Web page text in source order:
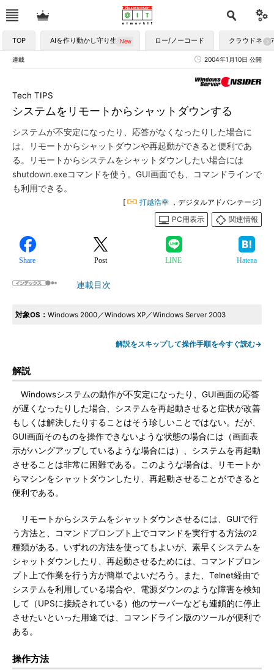
TOP AIを作り動かし守り生かす ロー/ノーコード クラウドネイ
連載 2004年1月10日 公開
システムをリモートからシャットダウンする
Tech TIPS
システムが不安定になったり、応答がなくなったりした場合に
は、リモートからシャットダウンや再起動ができると便利であ
る。リモートからシステムをシャットダウンしたい場合には
shutdown.exeコマンドを使う。GUI画面でも、コマンドラインで
も利用できる。
[ 打越浩幸 ，デジタルアドバンテージ]
PC用表示
関連情報
Share Post LINE Hatena
連載目次
対象OS： Windows 2000／Windows XP／Windows Server 2003
解説をスキップして操作手順を今すぐ読む→
解説
Windowsシステムの動作が不安定になったり、GUI画面の応答
が遅くなったりした場合、システムを再起動させると症状が改善
もしくは解決したりすることはそう珍しいことではない。だが、
GUI画面そのものを操作できないような状態の場合には（画面表
示がハングアップしているような場合には）、システムを再起動
させることは非常に困難である。このような場合は、リモートか
らマシンをシャットダウンしたり、再起動させることができると
便利である。
リモートからシステムをシャットダウンさせるには、GUIで行
う方法と、コマンドプロンプト上でコマンドを実行する方法の2
種類がある。いずれの方法を使ってもよいが、素早くシステムを
シャットダウンしたり、再起動させるためには、コマンドプロン
プト上で作業を行う方が簡単でよいだろう。また、Telnet経由で
システムを利用している場合や、電源ダウンのような障害を検知
して（UPSに接続されている）他のサーバーなども連鎖的に停止
させたいといった用途では、コマンドライン版のツールが便利で
ある。
操作方法